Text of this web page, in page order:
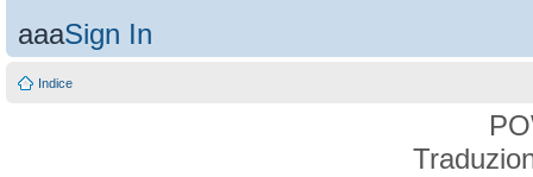
aaaSign In
Indice